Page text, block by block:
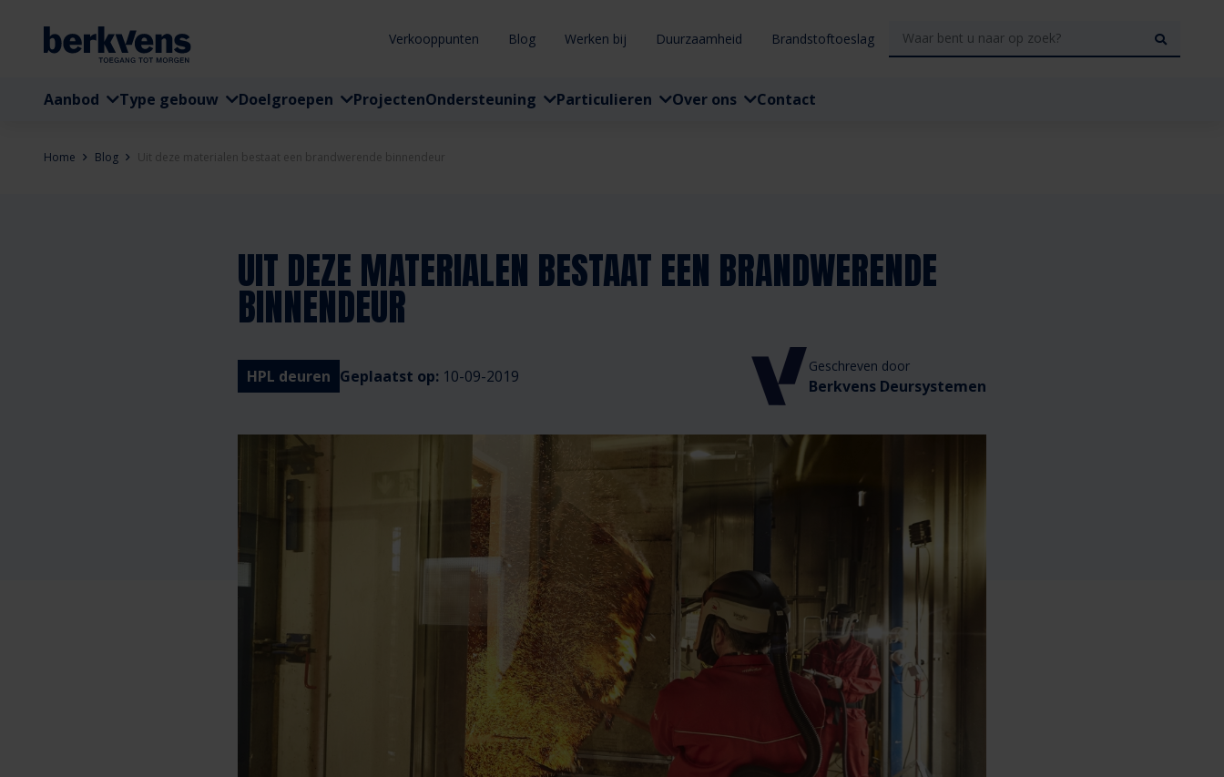
Verkooppunten Blog Werken bij Duurzaamheid Brandstoftoeslag
Aanbod Type gebouw Doelgroepen ProjectenOndersteuning Particulieren Over ons Contact
Home Blog Uit deze materialen bestaat een brandwerende binnendeur
UIT DEZE MATERIALEN BESTAAT EEN BRANDWERENDE
BINNENDEUR
HPL deuren Geplaatst op: 10-09-2019
Geschreven door
Berkvens Deursystemen